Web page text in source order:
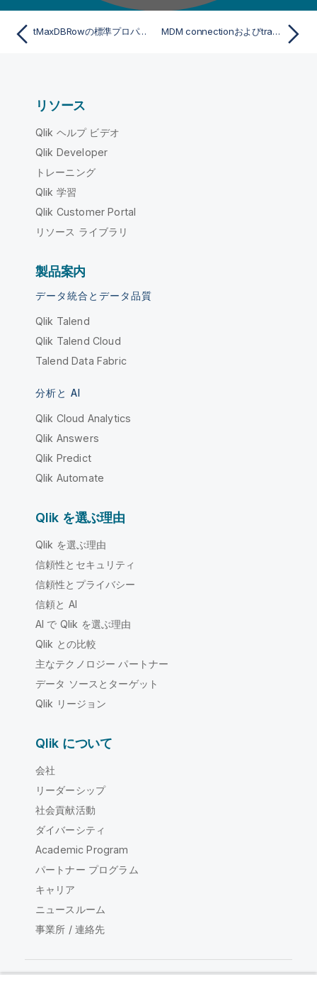
tMaxDBRowの標準プロパティ MDM connectionおよびtransaction
リソース
Qlik ヘルプ ビデオ
Qlik Developer
トレーニング
Qlik 学習
Qlik Customer Portal
リソース ライブラリ
製品案内
データ統合とデータ品質
Qlik Talend
Qlik Talend Cloud
Talend Data Fabric
分析と AI
Qlik Cloud Analytics
Qlik Answers
Qlik Predict
Qlik Automate
Qlik を選ぶ理由
Qlik を選ぶ理由
信頼性とセキュリティ
信頼性とプライバシー
信頼と AI
AI で Qlik を選ぶ理由
Qlik との比較
主なテクノロジー パートナー
データ ソースとターゲット
Qlik リージョン
Qlik について
会社
リーダーシップ
社会貢献活動
ダイバーシティ
Academic Program
パートナー プログラム
キャリア
ニュースルーム
事業所 / 連絡先